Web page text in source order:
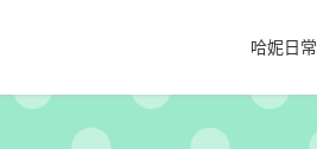
哈妮日常